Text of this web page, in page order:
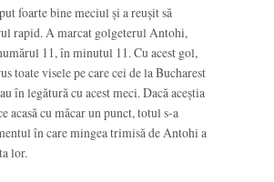
foarte bine meciul și a reușit să
rapid. A marcat golgeterul Antohi,
11, în minutul 11. Cu acest gol,
toate visele pe care cei de la Bucharest
în legătură cu acest meci. Dacă aceștia
acasă cu măcar un punct, totul s-a
în care mingea trimisă de Antohi a
lor.